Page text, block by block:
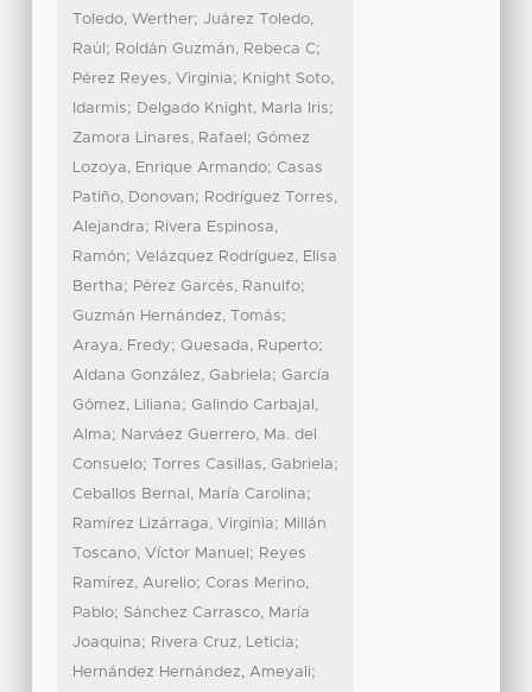
Toledo, Werther; Juárez Toledo,
Raúl ; Roldán Guzmán, Rebeca C;
Pérez Reyes, Virginia; Knight Soto,
Idarmis; Delgado Knight, Marla Iris;
Zamora Linares, Rafael ; Gómez
Lozoya, Enrique Armando; Casas
Patiño, Donovan; Rodríguez Torres,
Alejandra; Rivera Espinosa,
Ramón; Velázquez Rodríguez, Elisa
Bertha; Pérez Garcés, Ranulfo;
Guzmán Hernández, Tomás;
Araya, Fredy; Quesada, Ruperto;
Aldana González, Gabriela; García
Gómez, Liliana; Galindo Carbajal,
Alma; Narváez Guerrero, Ma. del
Consuelo; Torres Casillas, Gabriela;
Ceballos Bernal, María Carolina;
Ramírez Lizárraga, Virginia; Millán
Toscano, Víctor Manuel ; Reyes
Ramírez, Aurelio; Coras Merino,
Pablo; Sánchez Carrasco, María
Joaquina; Rivera Cruz, Leticia;
Hernández Hernández, Ameyali;